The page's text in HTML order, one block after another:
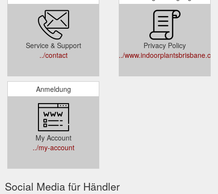
Service & Support
../contact
Privacy Policy
../
Anmeldung
My Account
../my-account
Social Media für Händler